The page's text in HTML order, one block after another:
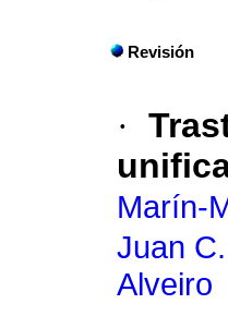
Revisión
·
Marín-
Juan C.
Alveiro